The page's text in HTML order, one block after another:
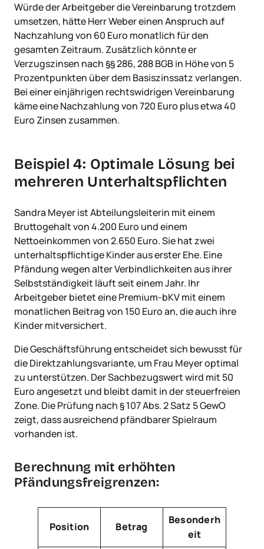
Würde der Arbeitgeber die Vereinbarung trotzdem
umsetzen, hätte Herr Weber einen Anspruch auf
Nachzahlung von 60 Euro monatlich für den
gesamten Zeitraum. Zusätzlich könnte er
Verzugszinsen nach §§ 286, 288 BGB in Höhe von 5
Prozentpunkten über dem Basiszinssatz verlangen.
Bei einer einjährigen rechtswidrigen Vereinbarung
käme eine Nachzahlung von 720 Euro plus etwa 40
Euro Zinsen zusammen.
Beispiel 4: Optimale Lösung bei
mehreren Unterhaltspflichten
Sandra Meyer ist Abteilungsleiterin mit einem
Bruttogehalt von 4.200 Euro und einem
Nettoeinkommen von 2.650 Euro. Sie hat zwei
unterhaltspflichtige Kinder aus erster Ehe. Eine
Pfändung wegen alter Verbindlichkeiten aus ihrer
Selbstständigkeit läuft seit einem Jahr. Ihr
Arbeitgeber bietet eine Premium-bKV mit einem
monatlichen Beitrag von 150 Euro an, die auch ihre
Kinder mitversichert.
Die Geschäftsführung entscheidet sich bewusst für
die Direktzahlungsvariante, um Frau Meyer optimal
zu unterstützen. Der Sachbezugswert wird mit 50
Euro angesetzt und bleibt damit in der steuerfreien
Zone. Die Prüfung nach § 107 Abs. 2 Satz 5 GewO
zeigt, dass ausreichend pfändbarer Spielraum
vorhanden ist.
Berechnung mit erhöhten
Pfändungsfreigrenzen:
Position Betrag
Besonderh
eit